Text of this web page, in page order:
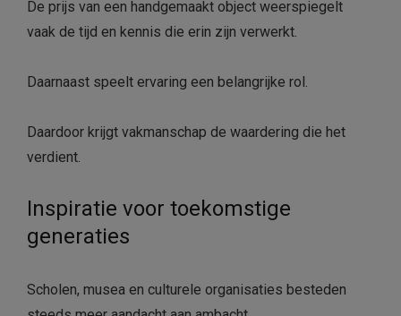
De prijs van een handgemaakt object weerspiegelt
vaak de tijd en kennis die erin zijn verwerkt.
Daarnaast speelt ervaring een belangrijke rol.
Daardoor krijgt vakmanschap de waardering die het
verdient.
Inspiratie voor toekomstige
generaties
Scholen, musea en culturele organisaties besteden